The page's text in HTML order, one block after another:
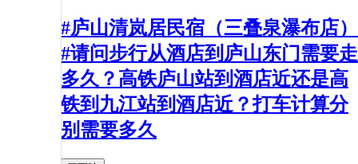
#庐山清岚居民宿（三叠泉瀑布店）
#请问步行从酒店到庐山东门需要走
多久？高铁庐山站到酒店近还是高
铁到九江站到酒店近？打车计算分
别需要多久